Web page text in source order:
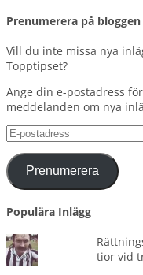
Prenumerera på
Vill du inte missa nya
Topptipset?
Ange din e-postadress
meddelanden om nya
E-
postadress
Prenumerera
Populära Inlägg
tior vid